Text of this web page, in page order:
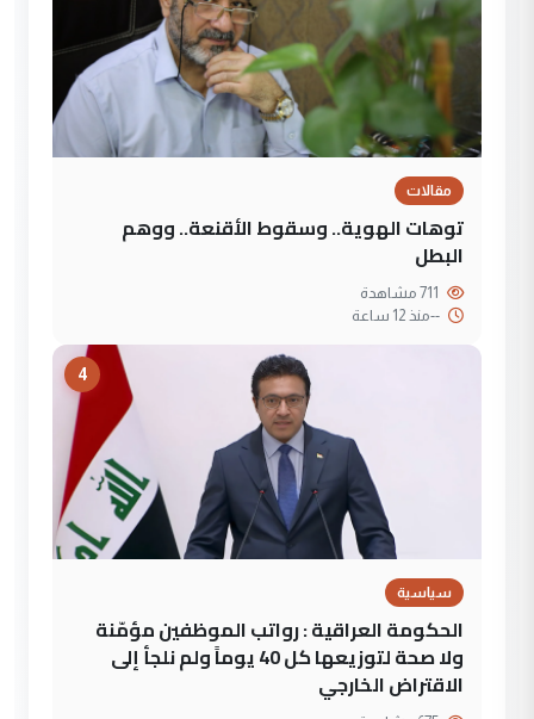
مقالات
توهات الهوية.. وسقوط الأقنعة.. ووهم
البطل
--منذ 12 ساعة
4
سياسية
الحكومة العراقية : رواتب الموظفين مؤمّنة
ولا صحة لتوزيعها كل 40 يوماً ولم نلجأ إلى
الاقتراض الخارجي